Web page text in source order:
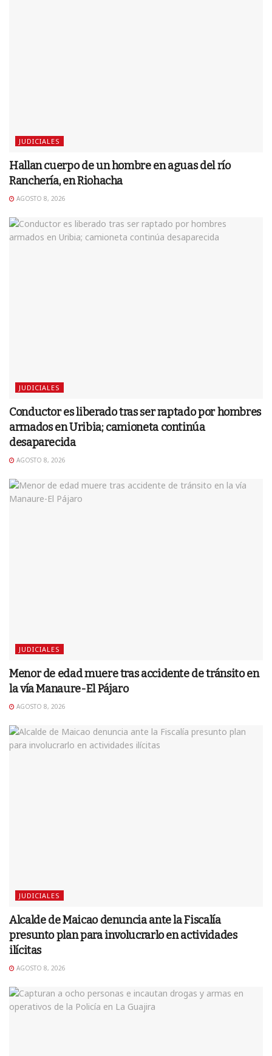
JUDICIALES
Hallan cuerpo de un hombre en aguas del río
Ranchería, en Riohacha
AGOSTO 8, 2026
JUDICIALES
Conductor es liberado tras ser raptado por hombres
armados en Uribia; camioneta continúa
desaparecida
AGOSTO 8, 2026
JUDICIALES
Menor de edad muere tras accidente de tránsito en
la vía Manaure-El Pájaro
AGOSTO 8, 2026
JUDICIALES
Alcalde de Maicao denuncia ante la Fiscalía
presunto plan para involucrarlo en actividades
ilícitas
AGOSTO 8, 2026